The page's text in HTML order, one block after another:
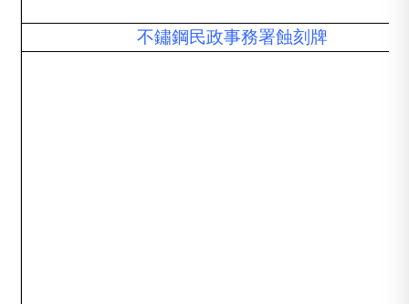
不鏽鋼民政事務署蝕刻牌